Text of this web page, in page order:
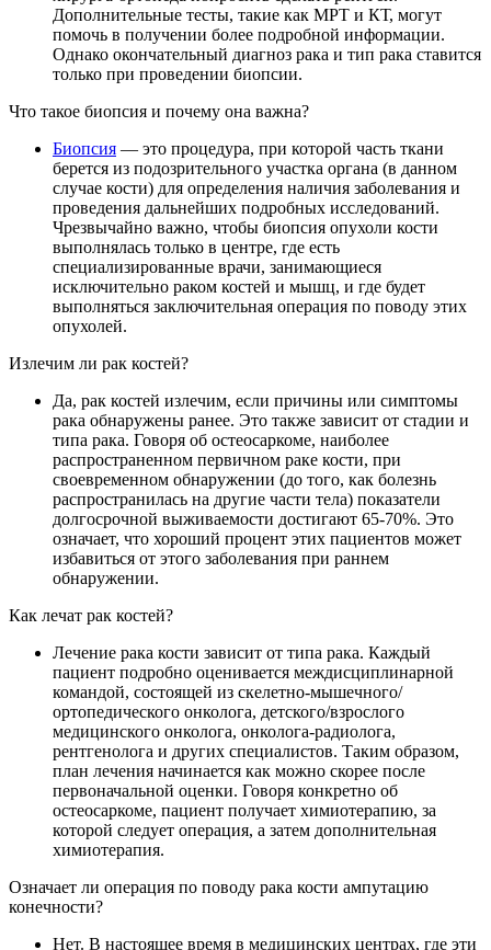
Дополнительные тесты, такие как МРТ и КТ, могут
помочь в получении более подробной информации.
Однако окончательный диагноз рака и тип рака ставится
только при проведении биопсии.
Что такое биопсия и почему она важна?
Биопсия — это процедура, при которой часть ткани
берется из подозрительного участка органа (в данном
случае кости) для определения наличия заболевания и
проведения дальнейших подробных исследований.
Чрезвычайно важно, чтобы биопсия опухоли кости
выполнялась только в центре, где есть
специализированные врачи, занимающиеся
исключительно раком костей и мышц, и где будет
выполняться заключительная операция по поводу этих
опухолей.
Излечим ли рак костей?
Да, рак костей излечим, если причины или симптомы
рака обнаружены ранее. Это также зависит от стадии и
типа рака. Говоря об остеосаркоме, наиболее
распространенном первичном раке кости, при
своевременном обнаружении (до того, как болезнь
распространилась на другие части тела) показатели
долгосрочной выживаемости достигают 65-70%. Это
означает, что хороший процент этих пациентов может
избавиться от этого заболевания при раннем
обнаружении.
Как лечат рак костей?
Лечение рака кости зависит от типа рака. Каждый
пациент подробно оценивается междисциплинарной
командой, состоящей из скелетно-мышечного/
ортопедического онколога, детского/взрослого
медицинского онколога, онколога-радиолога,
рентгенолога и других специалистов. Таким образом,
план лечения начинается как можно скорее после
первоначальной оценки. Говоря конкретно об
остеосаркоме, пациент получает химиотерапию, за
которой следует операция, а затем дополнительная
химиотерапия.
Означает ли операция по поводу рака кости ампутацию
конечности?
Нет. В настоящее время в медицинских центрах, где эти